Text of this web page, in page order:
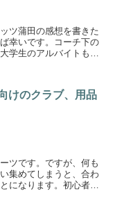
ツ蒲田の感想を書きた
幸いです。コーチ下の
学生のアルバイトもい
けのクラブ、用品
ツです。ですが、何も
集めてしまうと、合わ
になります。初心者が